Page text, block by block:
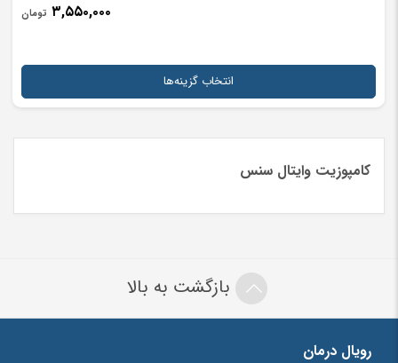
۳,۵۵۰,۰۰۰ تومان
انتخاب گزینه‌ها
کامپوزیت وایتال سنس
بازگشت به بالا
رویال درمان